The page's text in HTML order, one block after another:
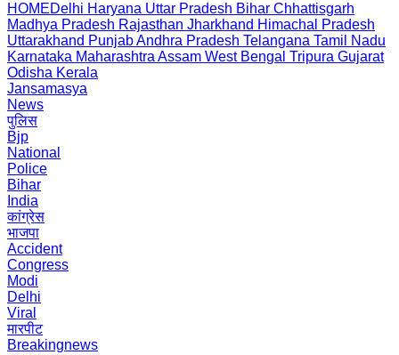
HOMEDelhi Haryana Uttar Pradesh Bihar Chhattisgarh
Madhya Pradesh Rajasthan Jharkhand Himachal Pradesh
Uttarakhand PunjabAndhra Pradesh Telangana Tamil Nadu
Karnataka Maharashtra Assam West Bengal Tripura Gujarat
Odisha Kerala
Jansamasya
News
पुलिस
Bjp
National
Police
Bihar
India
कांग्रेस
भाजपा
Accident
Congress
Modi
Delhi
Viral
मारपीट
Breakingnews